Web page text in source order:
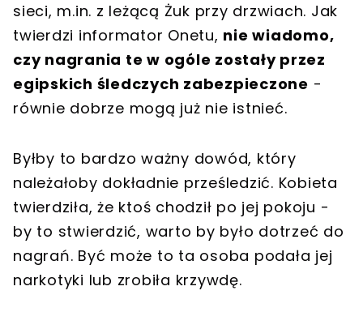
sieci, m.in. z leżącą Żuk przy drzwiach. Jak
twierdzi informator Onetu, nie wiadomo,
czy nagrania te w ogóle zostały przez
egipskich śledczych zabezpieczone -
równie dobrze mogą już nie istnieć.
Byłby to bardzo ważny dowód, który
należałoby dokładnie prześledzić. Kobieta
twierdziła, że ktoś chodził po jej pokoju -
by to stwierdzić, warto by było dotrzeć do
nagrań. Być może to ta osoba podała jej
narkotyki lub zrobiła krzywdę.